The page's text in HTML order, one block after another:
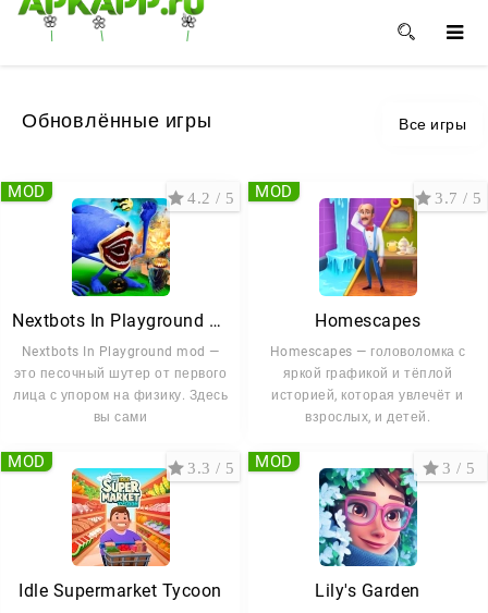
🌸 🌼 🌺
Обновлённые игры Все игры
Nextbots In Playground mod
Nextbots In Playground mod —
это песочный шутер от первого
лица с упором на физику. Здесь
вы сами
4.2 / 5
MOD
Homescapes
Homescapes — головоломка с
яркой графикой и тёплой
историей, которая увлечёт и
взрослых, и детей.
3.7 / 5
MOD
Idle Supermarket Tycoon
3.3 / 5
MOD
Lily's Garden
3 / 5
MOD